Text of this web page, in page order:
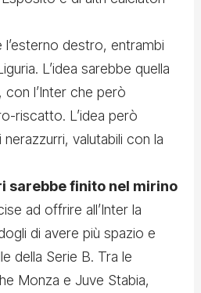
destro, entrambi
L’idea sarebbe quella
con l’Inter che però
riscatto. L’idea però
valutabili con la
sarebbe finito nel mirino
ad offrire all’Inter la
di avere più spazio e
della Serie B. Tra le
Monza e Juve Stabia,